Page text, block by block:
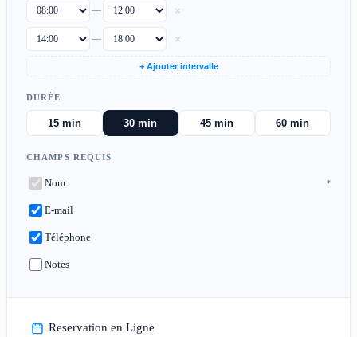
— ×
— ×
+ Ajouter intervalle
DURÉE
15 min 30 min 45 min 60 min
CHAMPS REQUIS
Nom *
E-mail
Téléphone
Notes
Reservation en Ligne